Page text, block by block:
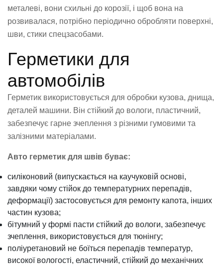
металеві, вони схильні до корозії, і щоб вона на
розвивалася, потрібно періодично обробляти поверхні,
шви, стики спецзасобами.
Герметики для
автомобілів
Герметик використовується для обробки кузова, днища,
деталей машини. Він стійкий до вологи, пластичний,
забезпечує гарне зчеплення з різними гумовими та
залізними матеріалами.
Авто герметик для швів буває:
силіконовий (випускається на каучуковій основі,
завдяки чому стійок до температурних перепадів,
деформації) застосовується для ремонту капота, інших
частин кузова;
бітумний у формі пасти стійкий до вологи, забезпечує
зчеплення, використовується для тюнінгу;
поліуретановий не боїться перепадів температур,
високої вологості, еластичний, стійкий до механічних